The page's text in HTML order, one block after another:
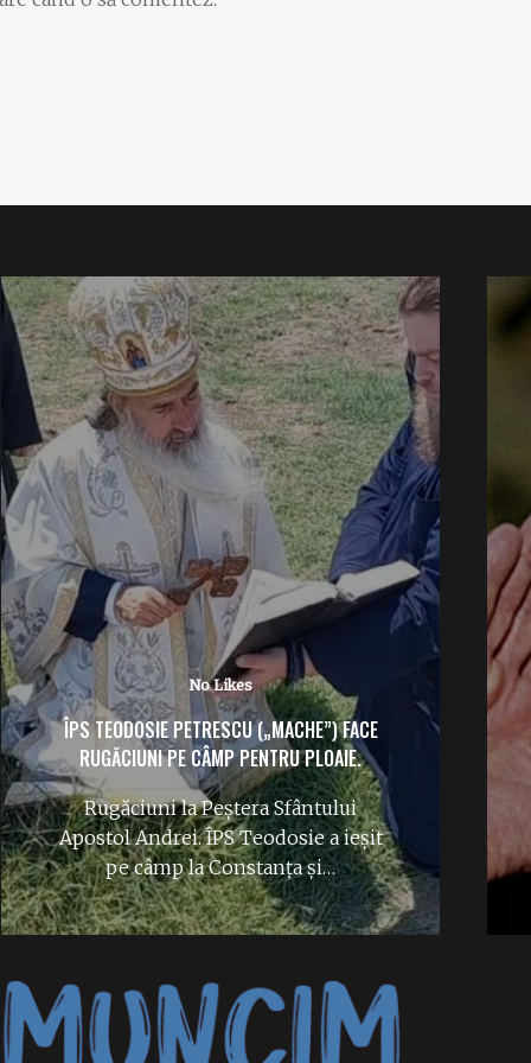
No Likes
IERI S-A ÎMPLINIT UN AN FĂRĂ NEA NELU
ILIESCU: „MĂI DRAGĂ”, CE-AȚI FĂCUT CU
PARTIDUL?
A trecut deja un an de când Ion
Iliescu a părăsit scena publică și
lumea…